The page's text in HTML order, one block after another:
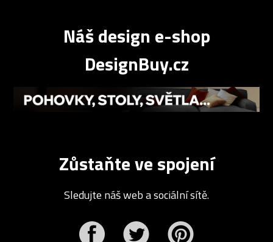
Náš design e-shop
DesignBuy.cz
Zůstaňte ve spojení
Sledujte náš web a sociální sítě.